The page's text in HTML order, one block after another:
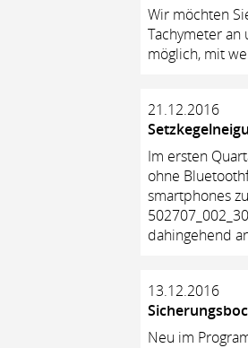
Wir möchten
Tachymeter an
möglich, mit
21.12.2016
Im ersten
ohne
smartphones
dahingehend
13.12.2016
Neu im